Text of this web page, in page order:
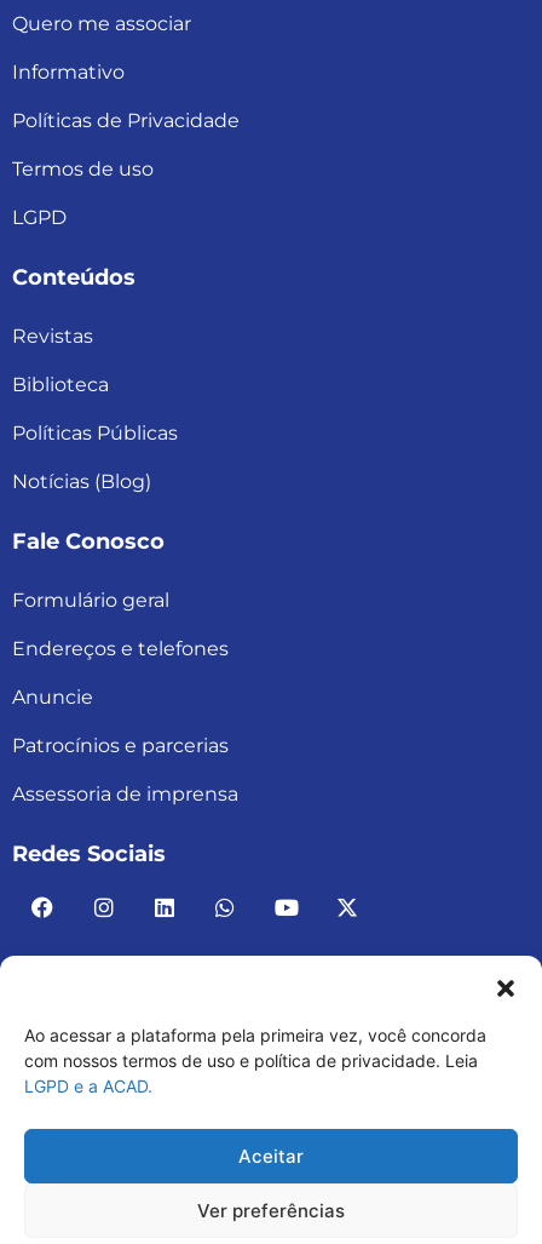
Ao acessar a plataforma pela primeira vez, você concorda
com nossos termos de uso e política de privacidade. Leia
LGPD e a ACAD.
Aceitar
Ver preferências
Quero me associar
Informativo
Políticas de Privacidade
Termos de uso
LGPD
Conteúdos
Revistas
Biblioteca
Políticas Públicas
Notícias (Blog)
Fale Conosco
Formulário geral
Endereços e telefones
Anuncie
Patrocínios e parcerias
Assessoria de imprensa
Redes Sociais
ACAD BRASIL – ASSOCIAÇÃO BRASILEIRA DE